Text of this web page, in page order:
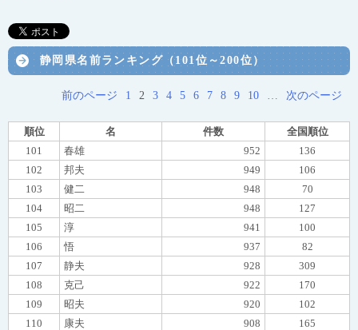
静岡県名前ランキング（101位～200位）
前のページ 1 2 3 4 5 6 7 8 9 10 … 次のページ
順位 名 件数
全国順位
101
春雄 952
136
102
邦夫 949
106
103
健二 948
70
104
昭二 948
127
105
淳 941
100
106
悟 937
82
107
静夫 928
309
108
克己 922
170
109
昭夫 920
102
110
康夫 908
165